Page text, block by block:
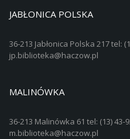
JABŁONICA POLSKA
36-213 Jabłonica Polska 217 tel:
jp.biblioteka@haczow.pl
MALINÓWKA
36-213 Malinówka 61 tel: (13) 43-
m.biblioteka@haczow.pl